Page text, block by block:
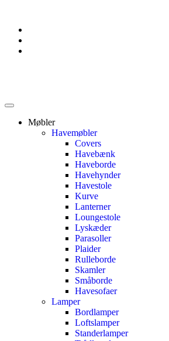
Møbler
Havemøbler
Covers
Havebænk
Haveborde
Havehynder
Havestole
Kurve
Lanterner
Loungestole
Lyskæder
Parasoller
Plaider
Rulleborde
Skamler
Småborde
Havesofaer
Lamper
Bordlamper
Loftslamper
Standerlamper